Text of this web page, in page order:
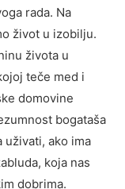
rada. Na
život u izobilju.
života u
teče med i
domovine
bogataša
uživati, ako ima
koja nas
dobrima.